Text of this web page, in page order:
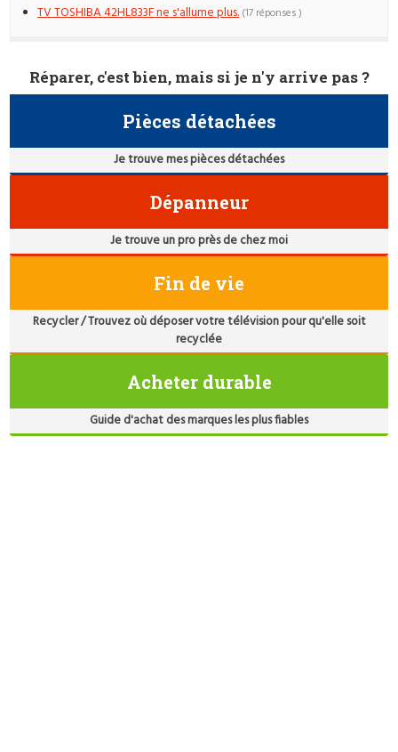
TV TOSHIBA 42HL833F ne s'allume plus. (17 réponses )
Réparer, c'est bien, mais si je n'y arrive pas ?
Pièces détachées
Je trouve mes pièces détachées
Dépanneur
Je trouve un pro près de chez moi
Fin de vie
Recycler / Trouvez où déposer votre télévision pour qu'elle soit
recyclée
Acheter durable
Guide d'achat des marques les plus fiables